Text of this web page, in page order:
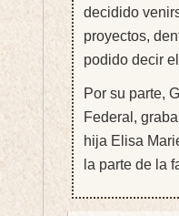
decidido
proyectos,
podido decir
Por su parte,
Federal,
hija Elisa
la parte de la